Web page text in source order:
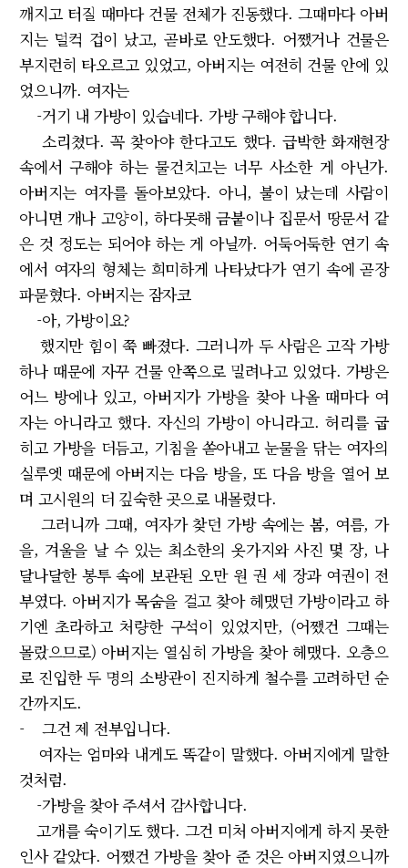
깨지고 터질 때마다 건물 전체가 진동했다. 그때마다 아버
지는 덜컥 겁이 났고, 곧바로 안도했다. 어쨌거나 건물은
부지런히 타오르고 있었고, 아버지는 여전히 건물 안에 있
었으니까. 여자는
-거기 내 가방이 있습네다. 가방 구해야 합니다.
소리쳤다. 꼭 찾아야 한다고도 했다. 급박한 화재현장
속에서 구해야 하는 물건치고는 너무 사소한 게 아닌가.
아버지는 여자를 돌아보았다. 아니, 불이 났는데 사람이
아니면 개나 고양이, 하다못해 금붙이나 집문서 땅문서 같
은 것 정도는 되어야 하는 게 아닐까. 어둑어둑한 연기 속
에서 여자의 형체는 희미하게 나타났다가 연기 속에 곧장
파묻혔다. 아버지는 잠자코
-아, 가방이요?
했지만 힘이 쭉 빠졌다. 그러니까 두 사람은 고작 가방
하나 때문에 자꾸 건물 안쪽으로 밀려나고 있었다. 가방은
어느 방에나 있고, 아버지가 가방을 찾아 나올 때마다 여
자는 아니라고 했다. 자신의 가방이 아니라고. 허리를 굽
히고 가방을 더듬고, 기침을 쏟아내고 눈물을 닦는 여자의
실루엣 때문에 아버지는 다음 방을, 또 다음 방을 열어 보
며 고시원의 더 깊숙한 곳으로 내몰렸다.
그러니까 그때, 여자가 찾던 가방 속에는 봄, 여름, 가
을, 겨울을 날 수 있는 최소한의 옷가지와 사진 몇 장, 나
달나달한 봉투 속에 보관된 오만 원 권 세 장과 여권이 전
부였다. 아버지가 목숨을 걸고 찾아 헤맸던 가방이라고 하
기엔 초라하고 처량한 구석이 있었지만, (어쨌건 그때는
몰랐으므로) 아버지는 열심히 가방을 찾아 헤맸다. 오층으
로 진입한 두 명의 소방관이 진지하게 철수를 고려하던 순
간까지도.
- 그건 제 전부입니다.
여자는 엄마와 내게도 똑같이 말했다. 아버지에게 말한
것처럼.
-가방을 찾아 주셔서 감사합니다.
고개를 숙이기도 했다. 그건 미처 아버지에게 하지 못한
인사 같았다. 어쨌건 가방을 찾아 준 것은 아버지였으니까